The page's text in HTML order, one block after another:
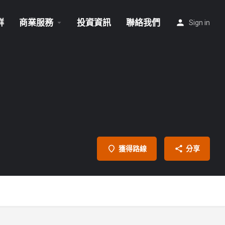
商業服務 投資資訊 聯絡我們 Sign in
獲得路線 分享